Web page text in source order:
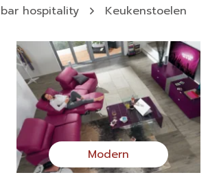
hospitality Keukenstoelen
Modern